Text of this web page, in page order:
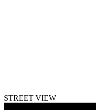
STREET VIEW